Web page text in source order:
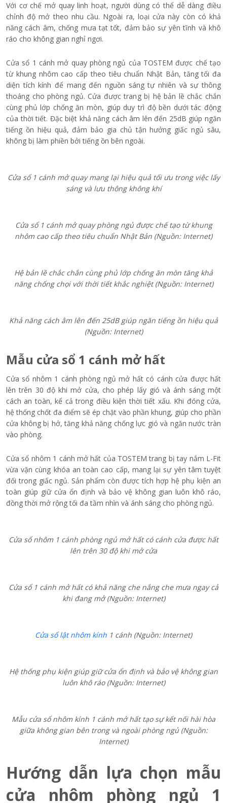
Khả năng cách âm tốt, mang đến giấc ngủ sâu, không bị làm
phiền bởi tiếng ồn bên ngoài (Nguồn: Internet)
10+ Mẫu cửa sổ nhôm 1
cánh phòng ngủ đẹp, cách
âm, chống tạt mưa
Dưới đây là 9 mẫu cửa sổ nhôm 1 cánh nổi bật, đáp ứng tốt nhu
Mẫu cửa sổ 1 cánh mở quay
Với cơ chế mở quay linh hoạt, người dùng có thể dễ dàng điều
chỉnh độ mở theo nhu cầu. Ngoài ra, loại cửa này còn có khả
năng cách âm, chống mưa tạt tốt, đảm bảo sự yên tĩnh và khô
Cửa sổ 1 cánh mở quay phòng ngủ của TOSTEM được chế tạo
từ khung nhôm cao cấp theo tiêu chuẩn Nhật Bản, tăng tối đa
cùng phủ lớp chống ăn mòn, giúp duy trì độ bền dưới tác động
của thời tiết. Đặc biệt khả năng cách âm lên đến 25dB giúp ngăn
không bị làm phiền bởi tiếng ồn bên ngoài.
Cửa sổ 1 cánh mở quay mang lại hiệu quả tối ưu trong việc lấy
sáng và lưu thông không khí
Cửa sổ 1 cánh mở quay phòng ngủ được chế tạo từ khung
Hệ bản lề chắc chắn cùng phủ lớp chống ăn mòn tăng khả
Mẫu cửa sổ 1 cánh mở hất
lên trên 30 độ khi mở cửa, cho phép lấy gió và ánh sáng một
cửa không bị hở, tăng khả năng chống lực gió và ngăn nước tràn
vừa vặn cùng khóa an toàn cao cấp, mang lại sự yên tâm tuyệt
đối trong giấc ngủ. Sản phẩm còn được tích hợp hệ phụ kiện an
toàn giúp giữ cửa ổn định và bảo vệ không gian luôn khô ráo,
Cửa sổ nhôm 1 cánh phòng ngủ mở hất có cánh cửa được hất
lên trên 30 độ khi mở cửa